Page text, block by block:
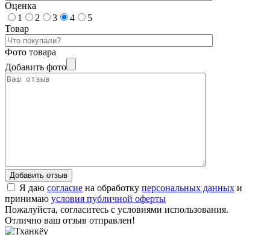
Оценка
1
2 3 4
5
Товар
Фото товара
Добавить фото
Я даю согласие на обработку персональных данных и
принимаю условия публичной оферты
Пожалуйста, согласитесь с условиями использования.
Отлично ваш отзыв отправлен!